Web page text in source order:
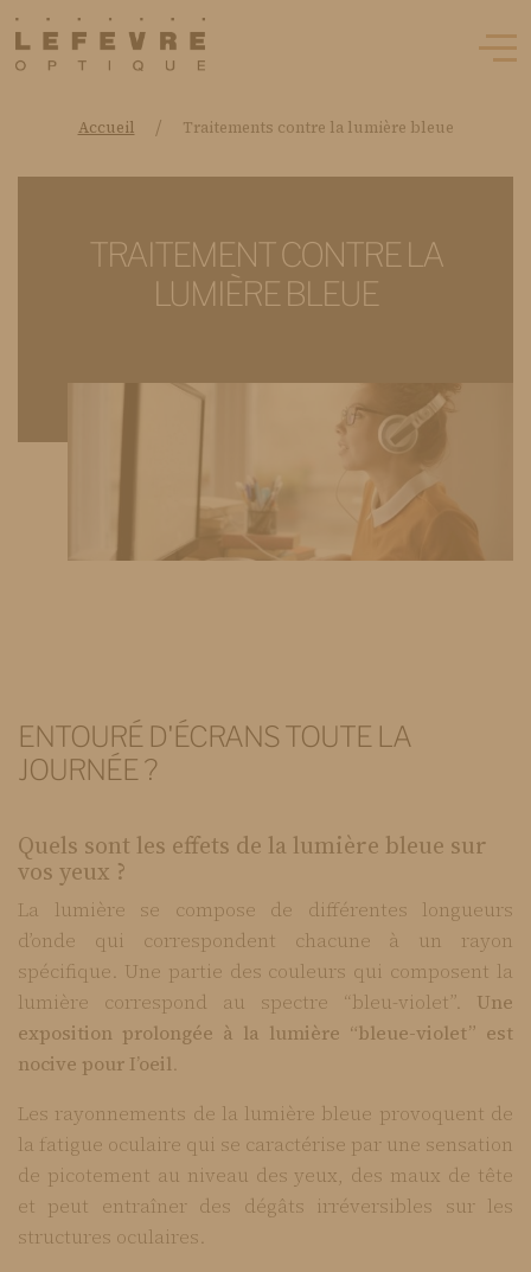
Accueil / Traitements contre la lumière bleue
TRAITEMENT CONTRE LA
LUMIÈRE BLEUE
ENTOURÉ D'ÉCRANS TOUTE LA
JOURNÉE ?
Quels sont les effets de la lumière bleue sur
vos yeux ?
La lumière se compose de différentes longueurs
d’onde qui correspondent chacune à un rayon
spécifique. Une partie des couleurs qui composent la
lumière correspond au spectre “bleu-violet”. Une
exposition prolongée à la lumière “bleue-violet” est
nocive pour I’oeil.
Les rayonnements de la lumière bleue provoquent de
la fatigue oculaire qui se caractérise par une sensation
de picotement au niveau des yeux, des maux de tête
et peut entraîner des dégâts irréversibles sur les
structures oculaires.